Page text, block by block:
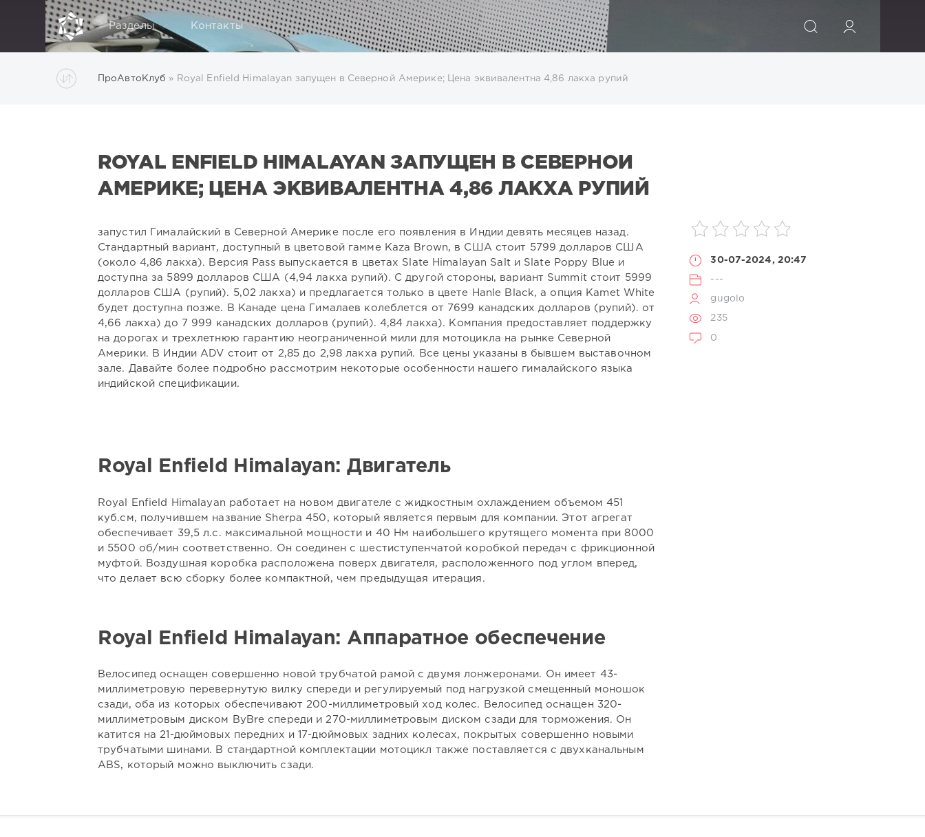
ИСКАТЬ
Разделы Контакты
ПроАвтоКлуб » Royal Enfield Himalayan запущен в Северной Америке; Цена эквивалентна 4,86 лакха рупий
ROYAL ENFIELD HIMALAYAN ЗАПУЩЕН В СЕВЕРНОЙ
АМЕРИКЕ; ЦЕНА ЭКВИВАЛЕНТНА 4,86 ЛАКХА РУПИЙ
30-07-2024, 20:47
---
gugolo
235
0
запустил Гималайский в Северной Америке после его появления в Индии девять месяцев назад.
Стандартный вариант, доступный в цветовой гамме Kaza Brown, в США стоит 5799 долларов США
(около 4,86 лакха). Версия Pass выпускается в цветах Slate Himalayan Salt и Slate Poppy Blue и
доступна за 5899 долларов США (4,94 лакха рупий). С другой стороны, вариант Summit стоит 5999
долларов США (рупий). 5,02 лакха) и предлагается только в цвете Hanle Black, а опция Kamet White
будет доступна позже. В Канаде цена Гималаев колеблется от 7699 канадских долларов (рупий). от
4,66 лакха) до 7 999 канадских долларов (рупий). 4,84 лакха). Компания предоставляет поддержку
на дорогах и трехлетнюю гарантию неограниченной мили для мотоцикла на рынке Северной
Америки. В Индии ADV стоит от 2,85 до 2,98 лакха рупий. Все цены указаны в бывшем выставочном
зале. Давайте более подробно рассмотрим некоторые особенности нашего гималайского языка
индийской спецификации.
Royal Enfield Himalayan: Двигатель
Royal Enfield Himalayan работает на новом двигателе с жидкостным охлаждением объемом 451
куб.см, получившем название Sherpa 450, который является первым для компании. Этот агрегат
обеспечивает 39,5 л.с. максимальной мощности и 40 Нм наибольшего крутящего момента при 8000
и 5500 об/мин соответственно. Он соединен с шестиступенчатой коробкой передач с фрикционной
муфтой. Воздушная коробка расположена поверх двигателя, расположенного под углом вперед,
что делает всю сборку более компактной, чем предыдущая итерация.
Royal Enfield Himalayan: Аппаратное обеспечение
Велосипед оснащен совершенно новой трубчатой рамой с двумя лонжеронами. Он имеет 43-
миллиметровую перевернутую вилку спереди и регулируемый под нагрузкой смещенный моношок
сзади, оба из которых обеспечивают 200-миллиметровый ход колес. Велосипед оснащен 320-
миллиметровым диском ByBre спереди и 270-миллиметровым диском сзади для торможения. Он
катится на 21-дюймовых передних и 17-дюймовых задних колесах, покрытых совершенно новыми
трубчатыми шинами. В стандартной комплектации мотоцикл также поставляется с двухканальным
ABS, который можно выключить сзади.